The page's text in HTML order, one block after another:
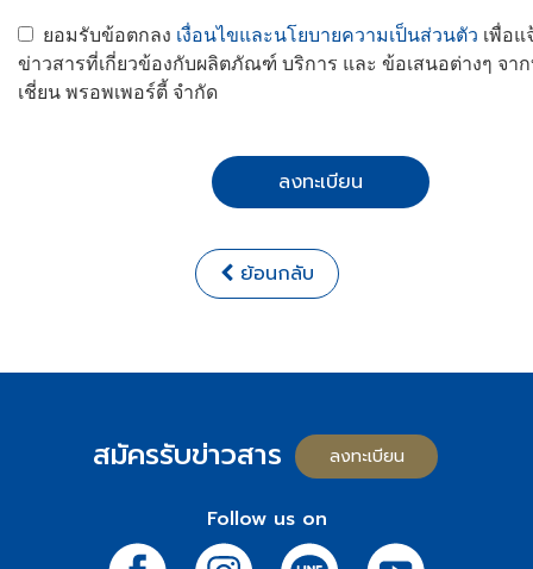
ยอมรับข้อตกลง เงื่อนไขและนโยบายความเป็นส่วนตัว เพื่อแ
ข่าวสารที่เกี่ยวข้องกับผลิตภัณฑ์ บริการ และ ข้อเสนอต่างๆ จา
เชี่ยน พรอพเพอร์ตี้ จำกัด
ลงทะเบียน
ย้อนกลับ
สมัครรับข่าวสาร ลงทะเบียน
Follow us on